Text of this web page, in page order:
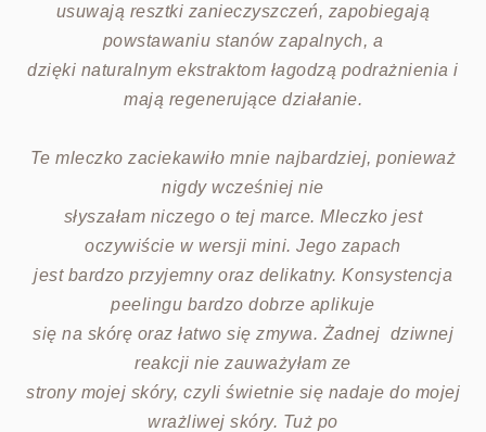
usuwają resztki zanieczyszczeń, zapobiegają
powstawaniu stanów zapalnych, a
dzięki naturalnym ekstraktom łagodzą podrażnienia i
mają regenerujące działanie.
Te mleczko zaciekawiło mnie najbardziej, ponieważ
nigdy wcześniej nie
słyszałam niczego o tej marce. Mleczko jest
oczywiście w wersji mini. Jego zapach
jest bardzo przyjemny oraz delikatny. Konsystencja
peelingu bardzo dobrze aplikuje
się na skórę oraz łatwo się zmywa. Żadnej dziwnej
reakcji nie zauważyłam ze
strony mojej skóry, czyli świetnie się nadaje do mojej
wrażliwej skóry. Tuż po